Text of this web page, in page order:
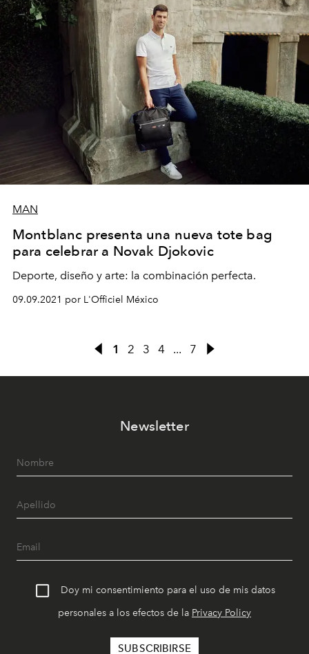
MAN
Montblanc presenta una nueva tote bag
para celebrar a Novak Djokovic
Deporte, diseño y arte: la combinación perfecta.
09.09.2021 por L'Officiel México
1 2 3 4 ... 7
Newsletter
Doy mi consentimiento para el uso de mis datos
personales a los efectos de la Privacy Policy